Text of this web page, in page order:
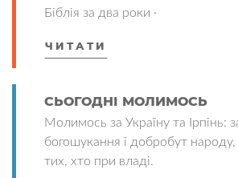
Біблія за два роки ·
ЧИТАТИ
СЬОГОДНІ МОЛИМОСЬ
Молимось за Україну та Ірпінь:
богошукання і добробут народу,
тих, хто при владі.